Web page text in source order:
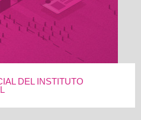
DEL INSTITUTO